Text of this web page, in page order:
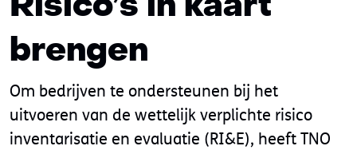
brengen
Om bedrijven te ondersteunen bij het
uitvoeren van de wettelijk verplichte risico
inventarisatie en evaluatie (RI&E), heeft TNO